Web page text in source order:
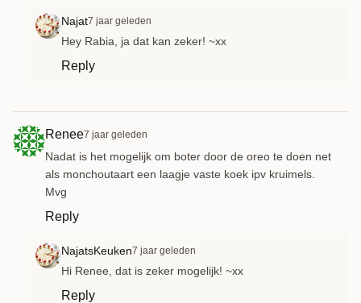
Najat7 jaar geleden
Hey Rabia, ja dat kan zeker! ~xx
Reply
Renee7 jaar geleden
Nadat is het mogelijk om boter door de oreo te doen net
als monchoutaart een laagje vaste koek ipv kruimels.
Mvg
Reply
NajatsKeuken7 jaar geleden
Hi Renee, dat is zeker mogelijk! ~xx
Reply